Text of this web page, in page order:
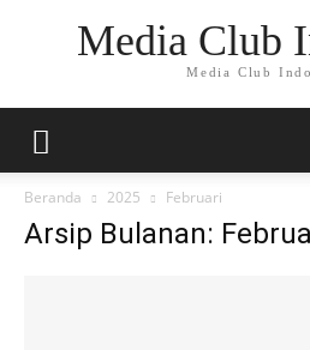
Media Club
Media Club
Beranda 2025 Februari
Arsip Bulanan: